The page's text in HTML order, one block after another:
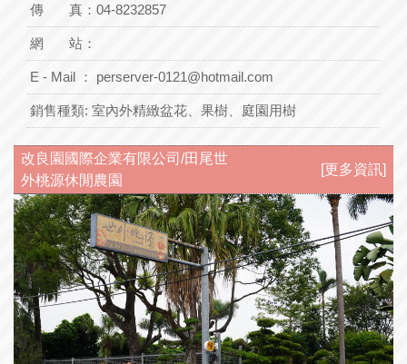
傳 真：04-8232857
網 站：
E - Mail ： perserver-0121@hotmail.com
銷售種類: 室內外精緻盆花、果樹、庭園用樹
改良園國際企業有限公司/田尾世
外桃源休閒農園
[更多資訊]